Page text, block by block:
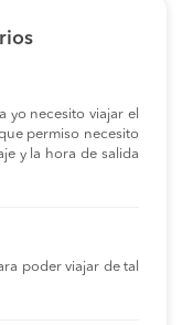
yo necesito viajar el
permiso necesito
y la hora de salida
poder viajar de tal